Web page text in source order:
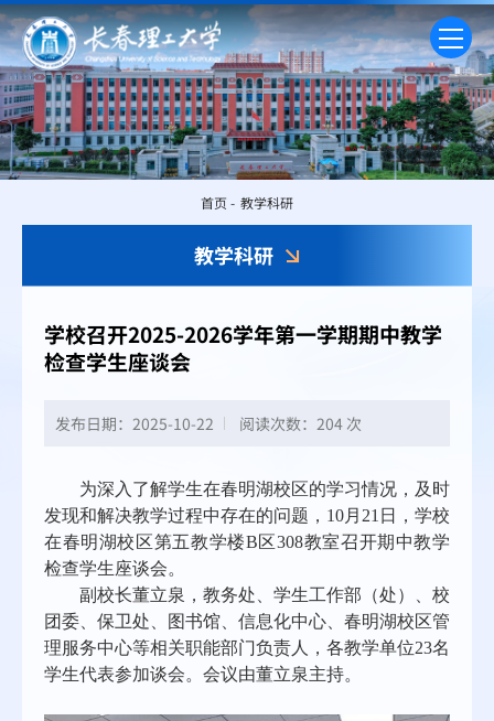
教学科研
首页 - 教学科研
学校召开2025-2026学年第一学期期中教学
检查学生座谈会
发布日期：2025-10-22 阅读次数： 204 次
为深入了解学生在春明湖校区的学习情况，及时
发现和解决教学过程中存在的问题，10月21日，学校
在春明湖校区第五教学楼B区308教室召开期中教学
检查学生座谈会。
副校长董立泉，教务处、学生工作部（处）、校
团委、保卫处、图书馆、信息化中心、春明湖校区管
理服务中心等相关职能部门负责人，各教学单位23名
学生代表参加谈会。会议由董立泉主持。